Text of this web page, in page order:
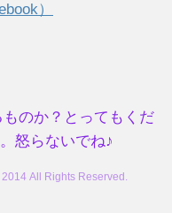
）
のか？とってもくだ
怒らないでね♪
All Rights Reserved.